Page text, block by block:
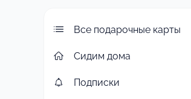
Все подарочные карты
Сидим дома
Подписки